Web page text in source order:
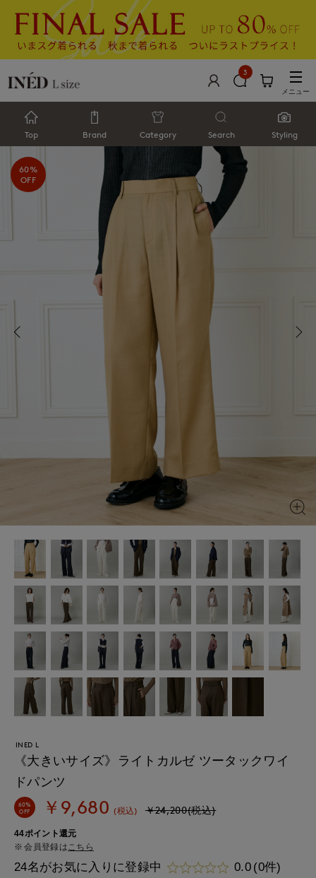
3
メニュー
Top Brand Category Search Styling
60%
OFF
INED L
《大きいサイズ》ライトカルゼ ツータックワイ
ドパンツ
60%
OFF
￥9,680 (税込) ￥24,200(税込)
44ポイント還元
会員登録は こちら
24名がお気に入りに登録中 0.0 (0件)